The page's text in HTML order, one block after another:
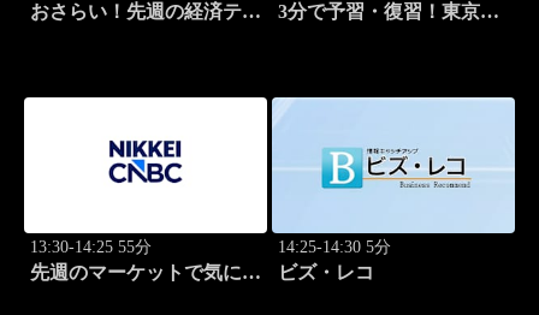
おさらい！先週の経済テー
3分で予習・復習！東京市
13:30-14:25 55分
先週のマーケットで気にな
14:25-14:30 5分
ビズ・レコ